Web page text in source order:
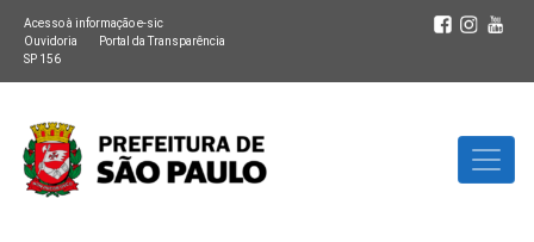
Acesso à informação e-sic
Ouvidoria
Portal da Transparência
SP 156